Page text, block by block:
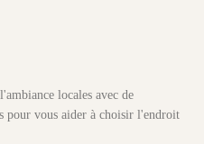
locales avec de
pour vous aider à choisir l'endroit